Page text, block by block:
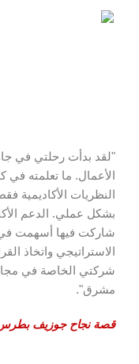
"لقد بدأت رحلتي في
الأعمال. ما تعلمته في
النظريات الأكاديمية
بشكل عملي. الدعم
شاركت فيها أسهمت في
الاستراتيجي واتخاذ
شركتي الخاصة في مجال
مشرق".
قصة نجاح جوزيف